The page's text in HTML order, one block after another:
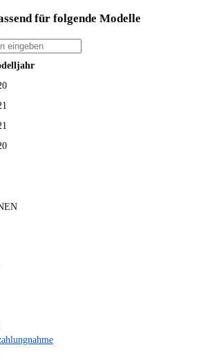
für folgende Modelle